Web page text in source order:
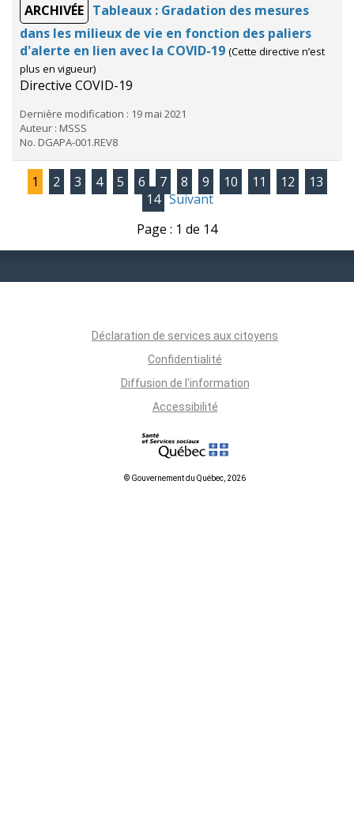
ARCHIVÉE Tableaux : Gradation des mesures
dans les milieux de vie en fonction des paliers
d'alerte en lien avec la COVID-19 (Cette directive n’est
plus en vigueur)
Directive COVID-19
Dernière modification : 19 mai 2021
Auteur : MSSS
No. DGAPA-001.REV8
1 2 3 4 5 6 7 8 9 10 11 12
13
14 Suivant
Page : 1 de 14
Déclaration de services aux citoyens
Confidentialité
Diffusion de l'information
Accessibilité
© Gouvernement du Québec, 2026